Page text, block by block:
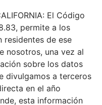
El Código
permite a los
residentes de ese
nosotros, una vez al
sobre los datos
divulgamos a terceros
en el año
esta información